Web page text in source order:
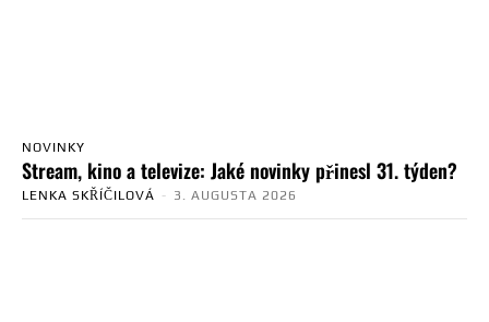
NOVINKY
Stream, kino a televize: Jaké novinky přinesl 31. týden?
LENKA SKŘÍČILOVÁ - 3. AUGUSTA 2026